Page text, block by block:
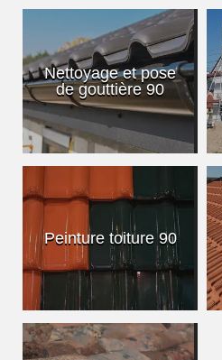
Nettoyage et pose
de gouttière 90
Peinture toiture 90